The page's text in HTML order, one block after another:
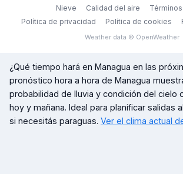
Nieve
Calidad del aire
Política de privacidad
Política de cookies
Weather data © OpenWeather
¿Qué tiempo hará en Managua en las
pronóstico hora a hora de Managua
probabilidad de lluvia y condición del cielo
hoy y mañana. Ideal para planificar salidas
si necesitás paraguas. Ver el clima actual